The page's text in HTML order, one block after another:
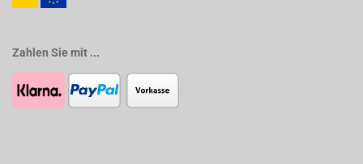
Zahlen Sie mit ...